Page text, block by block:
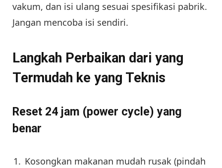
vakum, dan isi ulang sesuai spesifikasi pabrik.
Jangan mencoba isi sendiri.
Langkah Perbaikan dari yang
Termudah ke yang Teknis
Reset 24 jam (power cycle) yang
benar
Kosongkan makanan mudah rusak (pindah